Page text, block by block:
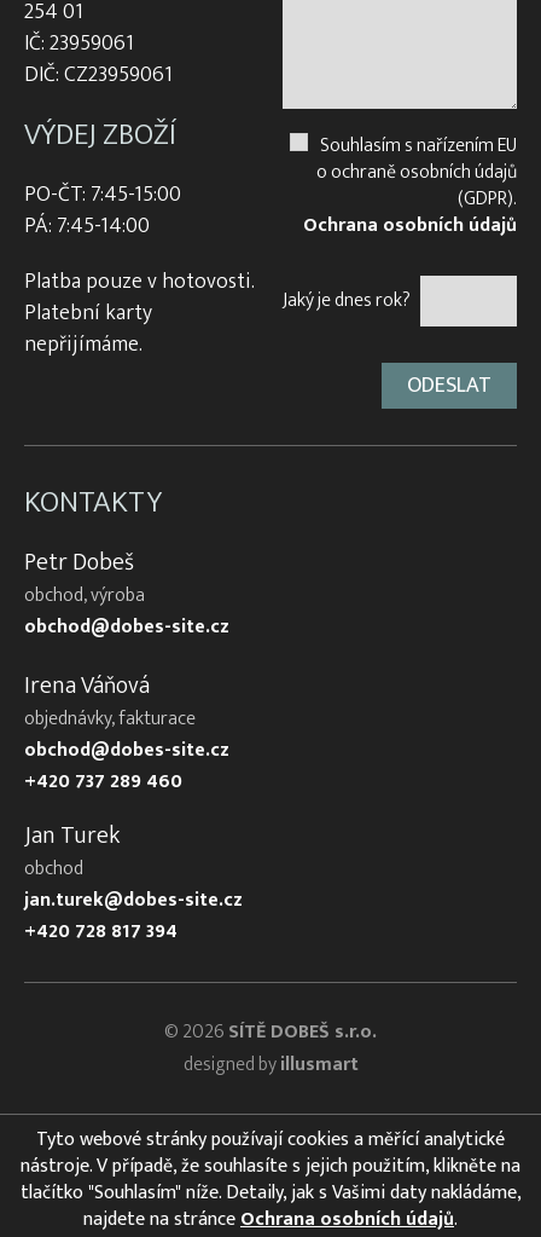
254 01
IČ: 23959061
DIČ: CZ23959061
VÝDEJ ZBOŽÍ
PO-ČT: 7:45-15:00
PÁ: 7:45-14:00
Platba pouze v hotovosti.
Platební karty
nepřijímáme.
Souhlasím s nařízením EU
o ochraně osobních údajů
(GDPR).
Ochrana osobních údajů
Jaký je dnes rok?
KONTAKTY
Petr Dobeš
obchod, výroba
obchod@dobes-site.cz
Irena Váňová
objednávky, fakturace
obchod@dobes-site.cz
+420 737 289 460
Jan Turek
obchod
jan.turek@dobes-site.cz
+420 728 817 394
© 2026SÍTĚ DOBEŠ s.r.o.
designed byillusmart
Tyto webové stránky používají cookies a měřící analytické
nástroje. V případě, že souhlasíte s jejich použitím, klikněte na
tlačítko "Souhlasím" níže. Detaily, jak s Vašimi daty nakládáme,
najdete na stránceOchrana osobních údajů.